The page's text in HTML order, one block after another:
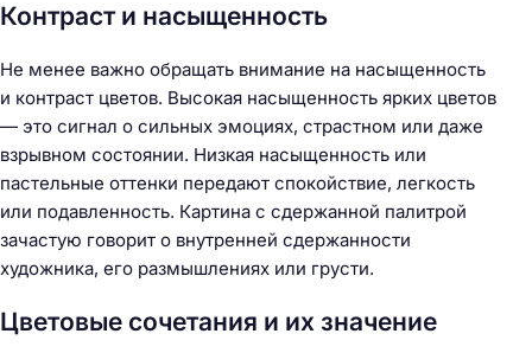
Контраст и насыщенность
Не менее важно обращать внимание на насыщенность
и контраст цветов. Высокая насыщенность ярких цветов
— это сигнал о сильных эмоциях, страстном или даже
взрывном состоянии. Низкая насыщенность или
пастельные оттенки передают спокойствие, легкость
или подавленность. Картина с сдержанной палитрой
зачастую говорит о внутренней сдержанности
художника, его размышлениях или грусти.
Цветовые сочетания и их значение